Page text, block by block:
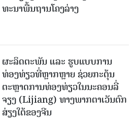
ທະ​ນາ​ພື້ນ​ຖານ​ໂຄງ​ລ່າງ
ຜະລິດຕະພັນ ແລະ ຮູບແບບການ
ທ່ອງທ່ຽວທີ່ຫຼາກຫຼາຍ ຊ່ວຍກະຕຸ້ນ
ຕະຫຼາດການທ່ອງທ່ຽວໃນນະຄອນລີ່
ຈຽງ (Lijiang) ທາງພາກຕາເວັນຕົກ
ສ່ຽງໃຕ້ຂອງຈີນ